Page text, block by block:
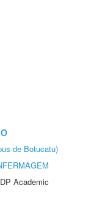
de Botucatu)
Academic